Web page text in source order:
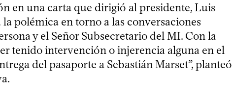
en una carta que dirigió al presidente, Luis
la polémica en torno a las conversaciones
y el Señor Subsecretario del MI. Con la
tenido intervención o injerencia alguna en el
del pasaporte a Sebastián Marset”, planteó